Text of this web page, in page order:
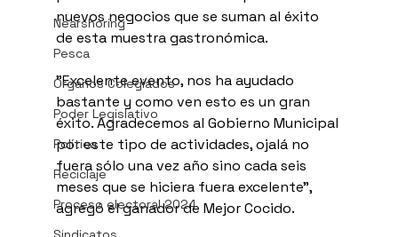
Nearshoring
Pesca
Órganos Colegiados
Poder Legislativo
Política
Reciclaje
Proceso electoral 2024
nuevos negocios que se suman al éxito
de esta muestra gastronómica.
"Excelente evento, nos ha ayudado
bastante y como ven esto es un gran
éxito. Agradecemos al Gobierno Municipal
por este tipo de actividades, ojalá no
fuera sólo una vez año sino cada seis
meses que se hiciera fuera excelente",
agregó el ganador de Mejor Cocido.